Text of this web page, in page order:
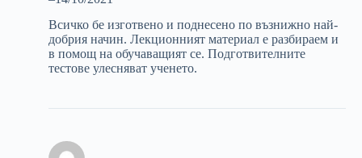
Всичко бе изготвено и поднесено по възнижно най-
добрия начин. Лекционният материал е разбираем и
в помощ на обучаващият се. Подготвителните
тестове улесняват ученето.